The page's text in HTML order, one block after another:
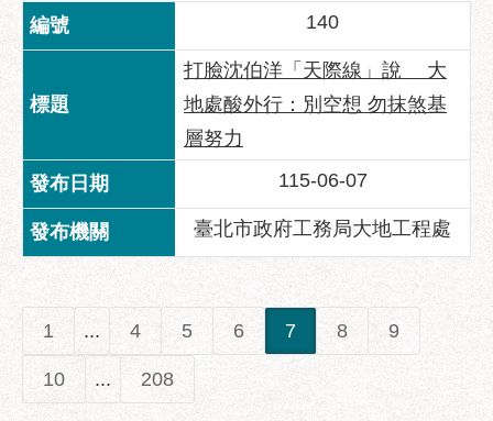
140
打臉沈伯洋「天際線」說 大
地處酸外行：別空想 勿抹煞基
層努力
115-06-07
臺北市政府工務局大地工程處
1 ... 4 5 6 7 8 9
10 ... 208